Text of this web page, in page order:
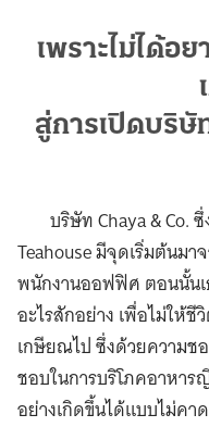
เพราะไม่ได้อ
สู่การเปิดบริษั
บริษัท Chaya & Co.
Teahouse มีจุดเริ่มต้นมา
พนักงานออฟฟิศ ตอนนั้นเ
อะไรสักอย่าง เพื่อไม่ให้
เกษียณไป ซึ่งด้วยความ
ชอบในการบริโภคอาหา
อย่างเกิดขึ้นได้แบบไม่คา